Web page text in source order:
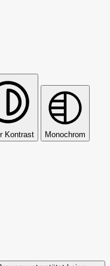
Kontrast Monochrom